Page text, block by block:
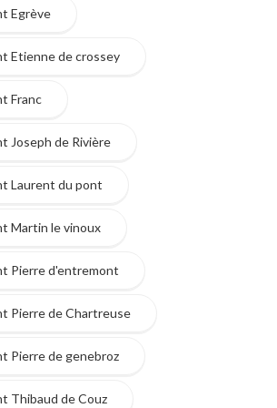
Egrève
Etienne de crossey
Franc
Joseph de Rivière
Laurent du pont
Martin le vinoux
Pierre d'entremont
Pierre de Chartreuse
Pierre de genebroz
Thibaud de Couz